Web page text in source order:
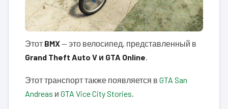
Этот BMX— это велосипед, представленный в
Grand Theft Auto V и GTA Online.
Этот транспорт также появляется в GTA San
Andreas и GTA Vice City Stories.